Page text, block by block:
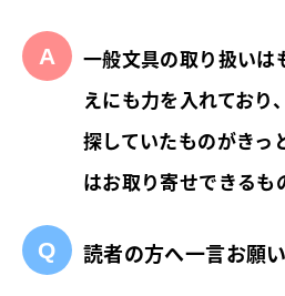
一般文具の取り扱いは
えにも力を入れており、
探していたものがきっ
はお取り寄せできるも
読者の方へ一言お願